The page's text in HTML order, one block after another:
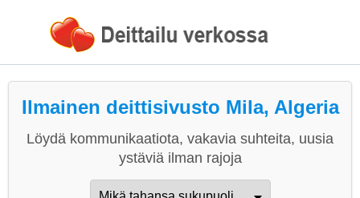
Ilmainen deittisivusto Mila, Algeria
Löydä kommunikaatiota, vakavia suhteita, uusia
ystäviä ilman rajoja